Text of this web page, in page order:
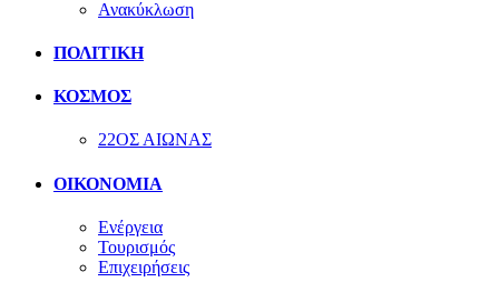
Ανακύκλωση
ΠΟΛΙΤΙΚΗ
ΚΟΣΜΟΣ
22ΟΣ ΑΙΩΝΑΣ
ΟΙΚΟΝΟΜΙΑ
Ενέργεια
Τουρισμός
Επιχειρήσεις